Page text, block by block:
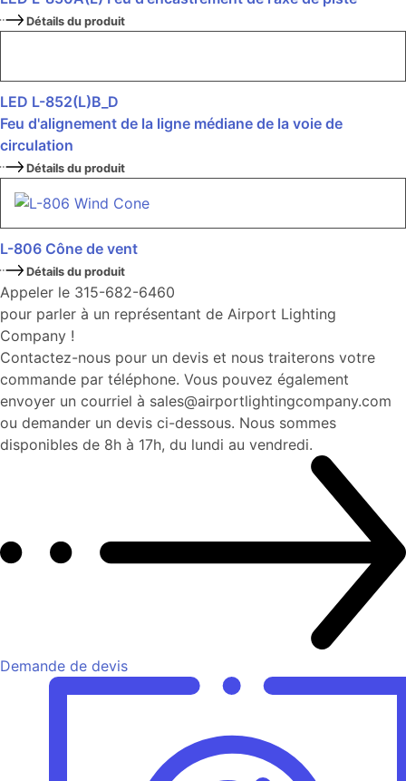
Détails du produit
LED L-852(L)B_D
Feu d'alignement de la ligne médiane de la voie de
circulation
Détails du produit
L-806 Cône de vent
Détails du produit
Appeler le 315-682-6460
pour parler à un représentant de Airport Lighting
Company !
Contactez-nous pour un devis et nous traiterons votre
commande par téléphone. Vous pouvez également
envoyer un courriel à sales@airportlightingcompany.com
ou demander un devis ci-dessous. Nous sommes
disponibles de 8h à 17h, du lundi au vendredi.
Demande de devis